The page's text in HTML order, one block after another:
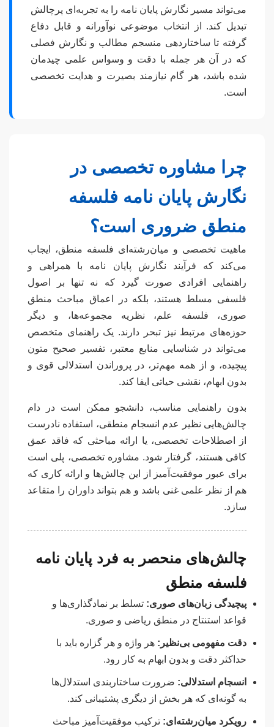
می‌تواند مسیر نگارش پایان نامه را به تجربه‌ای پرچالش
تبدیل کند. از انتخاب موضوعی نوآورانه و قابل دفاع
گرفته تا ساختاردهی منسجم مطالب و نگارش فصلی
که در آن هر جمله با دقت و وسواس علمی چیدمان
شده باشد، هر گام نیازمند بصیرت و هدایت تخصصی
است.
چرا مشاوره تخصصی در
نگارش پایان نامه فلسفه
منطق ضروری است؟
ماهیت تخصصی و میان‌رشته‌ای فلسفه منطق، ایجاب
می‌کند که فرآیند نگارش پایان نامه با همراهی و
راهنمایی افرادی صورت گیرد که نه تنها بر اصول
فلسفی مسلط هستند، بلکه در اعماق مباحث منطق
صوری، فلسفه علم، نظریه مجموعه‌ها، و دیگر
حوزه‌های مرتبط نیز تبحر دارند. یک راهنمای متخصص
می‌تواند در شناسایی منابع معتبر، تفسیر صحیح متون
پیچیده، و از همه مهم‌تر، در پروراندن استدلالی قوی و
بدون ابهام، نقشی حیاتی ایفا کند.
بدون راهنمایی مناسب، دانشجو ممکن است در دام
چالش‌هایی نظیر عدم انسجام منطقی، استفاده نادرست
از اصطلاحات تخصصی، یا ارائه مباحثی که فاقد عمق
کافی هستند، گرفتار شود. مشاوره تخصصی، پلی است
برای عبور موفقیت‌آمیز از این چالش‌ها و ارائه کاری که
هم از نظر علمی غنی باشد و هم بتواند داوران را متقاعد
سازد.
چالش‌های منحصر به فرد پایان نامه
فلسفه منطق
پیچیدگی زبان‌های صوری: تسلط بر نمادگذاری‌ها و
قواعد استنتاج در منطق ریاضی و صوری.
دقت مفهومی بی‌نظیر: هر واژه و هر گزاره باید با
حداکثر دقت و بدون ابهام به کار رود.
انسجام استدلالی: ضرورت ساختاربندی استدلال‌ها
به گونه‌ای که هر بخش از دیگری پشتیبانی کند.
رویکرد میان‌رشته‌ای: ترکیب موفقیت‌آمیز مباحث